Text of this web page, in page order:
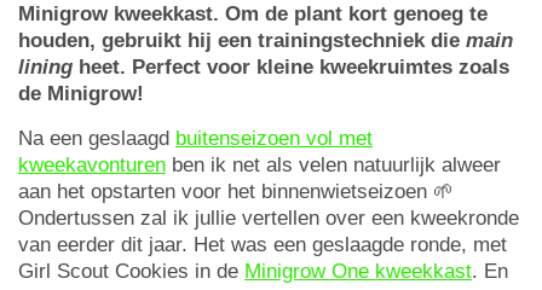
Minigrow kweekkast. Om de plant kort genoeg te
houden, gebruikt hij een trainingstechniek die main
lining heet. Perfect voor kleine kweekruimtes zoals
de Minigrow!
Na een geslaagd buitenseizoen vol met
kweekavonturen ben ik net als velen natuurlijk alweer
aan het opstarten voor het binnenwietseizoen 🌱
Ondertussen zal ik jullie vertellen over een kweekronde
van eerder dit jaar. Het was een geslaagde ronde, met
Girl Scout Cookies in de Minigrow One kweekkast. En